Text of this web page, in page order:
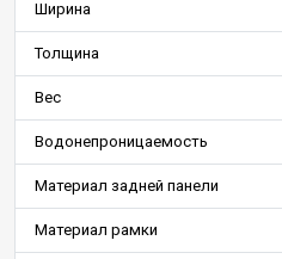
Ширина
Толщина
Вес
Водонепроницаемость
Материал задней панели
Материал рамки